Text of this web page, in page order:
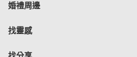
婚禮周邊
找靈感